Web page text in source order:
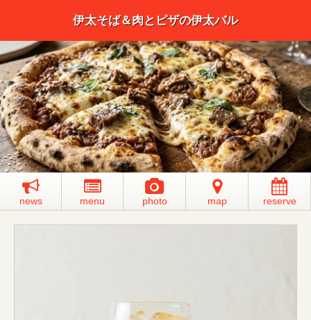
伊太そば＆肉とピザの伊太バル
news menu photo map reserve